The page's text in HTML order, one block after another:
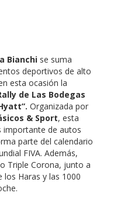
Bianchi se suma
deportivos de alto
esta ocasión la
de Las Bodegas
Organizada por
& Sport, esta
de autos
parte del calendario
FIVA. Además,
Triple Corona, junto a
los Haras y las 1000